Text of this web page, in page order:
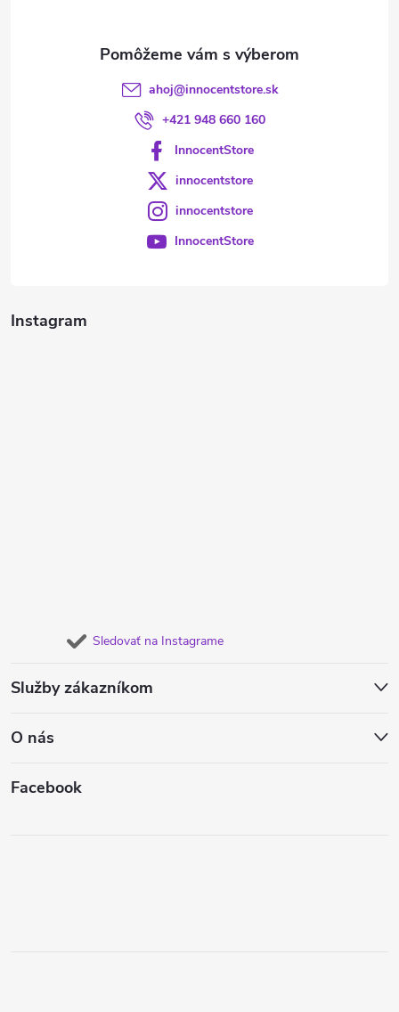
Instagram
Sledovať na Instagrame
Služby zákazníkom
O nás
Facebook
ahoj@innocentstore.sk
+421 948 660 160
InnocentStore
innocentstore
innocentstore
InnocentStore